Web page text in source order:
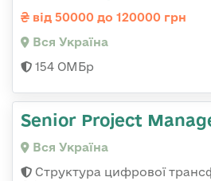
від 50000 до 120000 грн
Вся Україна
154 ОМБр
Senior Project
Вся Україна
Структура цифрової